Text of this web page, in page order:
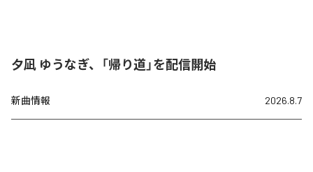
夕凪 ゆうなぎ、「帰り道」を配信開始
新曲情報 2026.8.7